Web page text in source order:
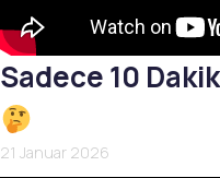
Sadece 10
21 Januar 2026